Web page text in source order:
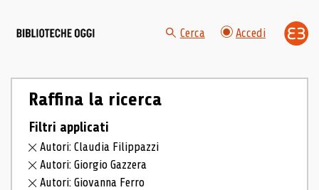
Cerca Accedi
Raffina la ricerca
Filtri applicati
Autori: Claudia Filippazzi
Autori: Giorgio Gazzera
Autori: Giovanna Ferro